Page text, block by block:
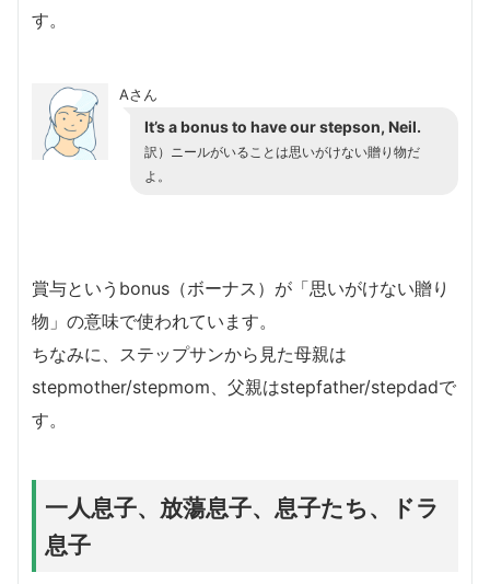
す。
Aさん
It’s a bonus to have our stepson, Neil.
訳）ニールがいることは思いがけない贈り物だ
よ。
賞与というbonus（ボーナス）が「思いがけない贈り
物」の意味で使われています。
ちなみに、ステップサンから見た母親は
stepmother/stepmom、父親はstepfather/stepdadで
す。
一人息子、放蕩息子、息子たち、ドラ
息子